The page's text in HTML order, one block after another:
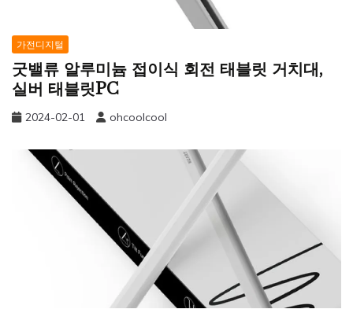
가전디지털
굿밸류 알루미늄 접이식 회전 태블릿 거치대,
실버 태블릿PC
2024-02-01 ohcoolcool